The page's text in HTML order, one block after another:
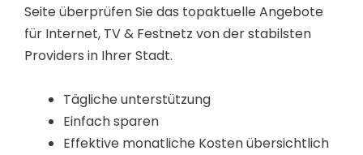
Seite überprüfen Sie das topaktuelle Angebote
für Internet, TV & Festnetz von der stabilsten
Providers in Ihrer Stadt.
Tägliche unterstützung
Einfach sparen
Effektive monatliche Kosten übersichtlich